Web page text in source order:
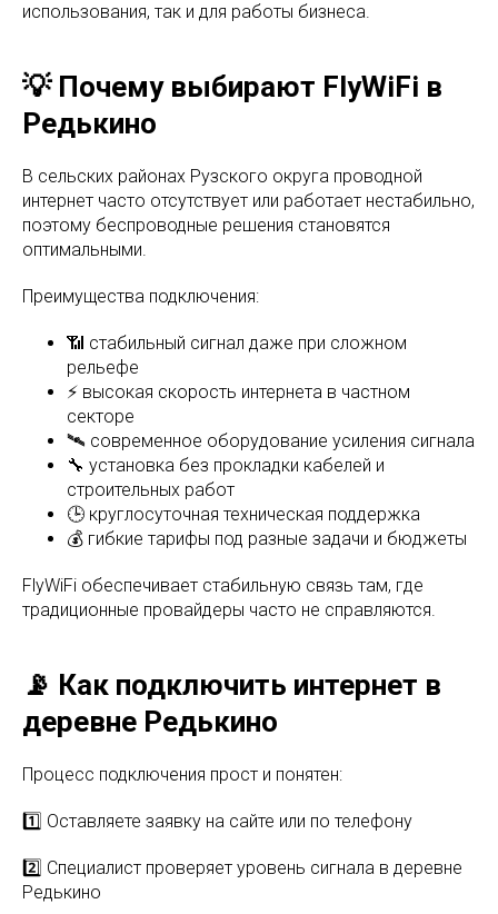
использования, так и для работы бизнеса.
💡 Почему выбирают FlyWiFi в
Редькино
В сельских районах Рузского округа проводной
интернет часто отсутствует или работает нестабильно,
поэтому беспроводные решения становятся
оптимальными.
Преимущества подключения:
📶 стабильный сигнал даже при сложном
рельефе
⚡ высокая скорость интернета в частном
секторе
🛰 современное оборудование усиления сигнала
🔧 установка без прокладки кабелей и
строительных работ
🕒 круглосуточная техническая поддержка
💰 гибкие тарифы под разные задачи и бюджеты
FlyWiFi обеспечивает стабильную связь там, где
традиционные провайдеры часто не справляются.
📡 Как подключить интернет в
деревне Редькино
Процесс подключения прост и понятен:
1️⃣ Оставляете заявку на сайте или по телефону
2️⃣ Специалист проверяет уровень сигнала в деревне
Редькино